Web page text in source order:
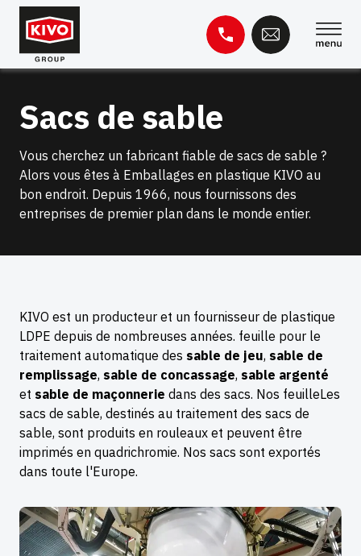
Skip
content
Base de connaissances Contact
Sacs de sable
Vous cherchez un fabricant fiable de sacs de sable ?
Alors vous êtes à Emballages en plastique KIVO au
bon endroit. Depuis 1966, nous fournissons des
entreprises de premier plan dans le monde entier.
KIVO est un producteur et un fournisseur de plastique
LDPE depuis de nombreuses années. feuille pour le
traitement automatique des sable de jeu, sable de
remplissage, sable de concassage, sable argenté
et sable de maçonnerie dans des sacs. Nos feuilleLes
sacs de sable, destinés au traitement des sacs de
sable, sont produits en rouleaux et peuvent être
imprimés en quadrichromie. Nos sacs sont exportés
dans toute l'Europe.